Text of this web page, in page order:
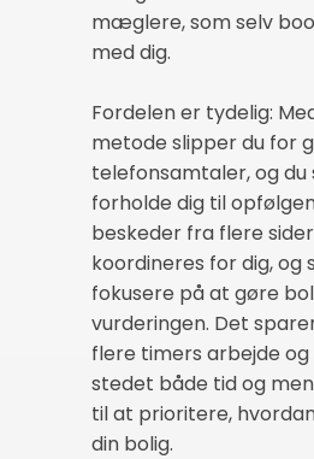
mæglere, som selv
med dig.
Fordelen er tydelig:
metode slipper du for
telefonsamtaler, og du
forholde dig til
beskeder fra flere
koordineres for dig, og
fokusere på at gøre
vurderingen. Det
flere timers arbejde og
stedet både tid og
til at prioritere,
din bolig.